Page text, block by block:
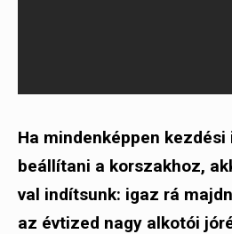
Ha mindenképpen kezdési
beállítani a korszakhoz,
val indítsunk: igaz rá
az évtized nagy alkotói